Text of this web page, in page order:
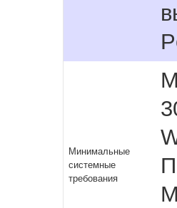
Минимальные
системные
требования